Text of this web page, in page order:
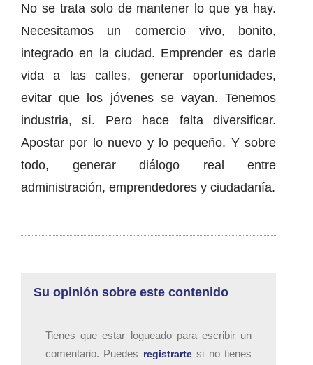
No se trata solo de mantener lo que ya hay.
Necesitamos un comercio vivo, bonito,
integrado en la ciudad. Emprender es darle
vida a las calles, generar oportunidades,
evitar que los jóvenes se vayan. Tenemos
industria, sí. Pero hace falta diversificar.
Apostar por lo nuevo y lo pequeño. Y sobre
todo, generar diálogo real entre
administración, emprendedores y ciudadanía.
Su opinión sobre este contenido
Tienes que estar logueado para escribir un
comentario. Puedes registrartesi no tienes